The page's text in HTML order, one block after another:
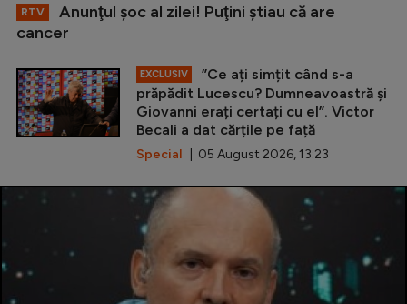
RTV
Anunţul şoc al zilei! Puţini ştiau că are
cancer
EXCLUSIV
”Ce ați simțit când s-a
prăpădit Lucescu? Dumneavoastră și
Giovanni erați certați cu el”. Victor
Becali a dat cărțile pe față
Special | 05 August 2026, 13:23